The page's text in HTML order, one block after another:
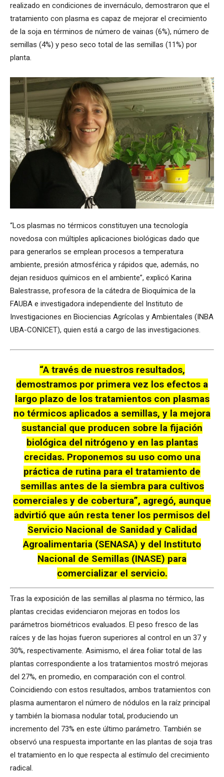
realizado en condiciones de invernáculo, demostraron que el
tratamiento con plasma es capaz de mejorar el crecimiento
de la soja en términos de número de vainas (6%), número de
semillas (4%) y peso seco total de las semillas (11%) por
planta.
“Los plasmas no térmicos constituyen una tecnología
novedosa con múltiples aplicaciones biológicas dado que
para generarlos se emplean procesos a temperatura
ambiente, presión atmosférica y rápidos que, además, no
dejan residuos químicos en el ambiente”, explicó Karina
Balestrasse, profesora de la cátedra de Bioquímica de la
FAUBA e investigadora independiente del Instituto de
Investigaciones en Biociencias Agrícolas y Ambientales (INBA
UBA-CONICET), quien está a cargo de las investigaciones.
“A través de nuestros resultados,
demostramos por primera vez los efectos a
largo plazo de los tratamientos con plasmas
no térmicos aplicados a semillas, y la mejora
sustancial que producen sobre la fijación
biológica del nitrógeno y en las plantas
crecidas. Proponemos su uso como una
práctica de rutina para el tratamiento de
semillas antes de la siembra para cultivos
comerciales y de cobertura”, agregó, aunque
advirtió que aún resta tener los permisos del
Servicio Nacional de Sanidad y Calidad
Agroalimentaria (SENASA) y del Instituto
Nacional de Semillas (INASE) para
comercializar el servicio.
Tras la exposición de las semillas al plasma no térmico, las
plantas crecidas evidenciaron mejoras en todos los
parámetros biométricos evaluados. El peso fresco de las
raíces y de las hojas fueron superiores al control en un 37 y
30%, respectivamente. Asimismo, el área foliar total de las
plantas correspondiente a los tratamientos mostró mejoras
del 27%, en promedio, en comparación con el control.
Coincidiendo con estos resultados, ambos tratamientos con
plasma aumentaron el número de nódulos en la raíz principal
y también la biomasa nodular total, produciendo un
incremento del 73% en este último parámetro. También se
observó una respuesta importante en las plantas de soja tras
el tratamiento en lo que respecta al estímulo del crecimiento
radical.